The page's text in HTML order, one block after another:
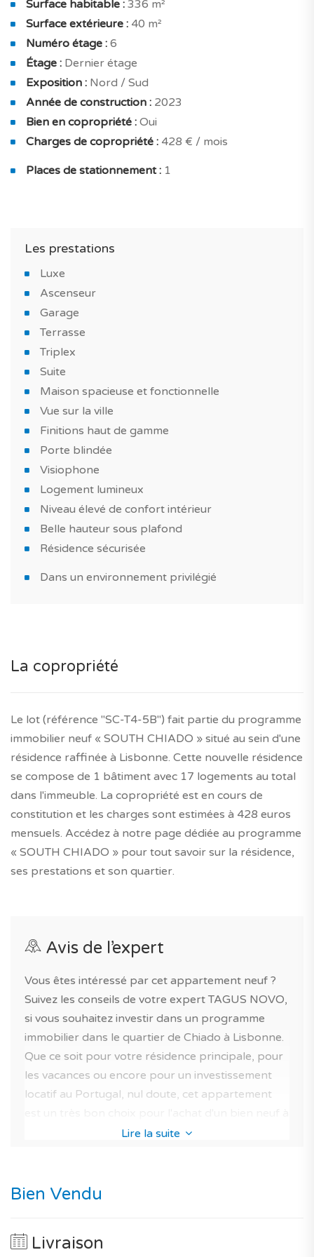
L'atout majeur : maison spacieuse et fonctionnelle et
vue ville.
L'espace nuit comprend 4 chambres. Toutes les
chambres sont des suites et possèdent des placards
encastrés / dressing.
Vous bénéficierez avec cet appartement de niveau
élevé de confort intérieur et des finitions haut de
optimisée, logement économe en énergie et tout
électrique . Placards encastrés et cuisine équipée.
se situe dans résidence sécurisée, résidence privée et
également d'une porte blindée et visiophone.
Vendu avec 1 garage indépendant et une cave.
vivre ou investir en ville à Lisbonne!
*IMAGES DE L'APPARTEMENT-TÉMOIN
Surface habitable : 336 m²
Surface extérieure : 40 m²
Numéro étage : 6
Étage : Dernier étage
Exposition : Nord / Sud
Année de construction : 2023
Bien en copropriété : Oui
Charges de copropriété : 428 € / mois
Places de stationnement : 1
Les prestations
Luxe
Ascenseur
Garage
Terrasse
Triplex
Suite
Maison spacieuse et fonctionnelle
Vue sur la ville
Finitions haut de gamme
Porte blindée
Visiophone
Logement lumineux
Niveau élevé de confort intérieur
Belle hauteur sous plafond
Résidence sécurisée
Dans un environnement privilégié
La copropriété
Le lot (référence "SC-T4-5B") fait partie du programme
immobilier neuf « SOUTH CHIADO » situé au sein d'une
résidence raffinée à Lisbonne. Cette nouvelle résidence
se compose de 1 bâtiment avec 17 logements au total
dans l'immeuble. La copropriété est en cours de
constitution et les charges sont estimées à 428 euros
mensuels. Accédez à notre page dédiée au programme
« SOUTH CHIADO » pour tout savoir sur la résidence,
ses prestations et son quartier.
Avis de l’expert
Vous êtes intéressé par cet appartement neuf ?
Suivez les conseils de votre expert TAGUS NOVO,
si vous souhaitez investir dans un programme
immobilier dans le quartier de Chiado à Lisbonne.
Que ce soit pour votre résidence principale, pour
les vacances ou encore pour un investissement
locatif au Portugal, nul doute, cet appartement
Lisbonne. Tant par la qualité des finitions, son
pour un investissement immobilier et 96/100 pour
immobilier SOUTH CHIADO vous garantit de
Lire la suite
Bien Vendu
Livraison